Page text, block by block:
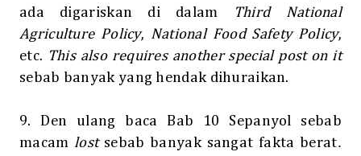
ada digariskan di dalam
Third National
Agriculture Policy, National Food Safety Policy,
etc. This also requires another special post on it
sebab banyak yang hendak dihuraikan.
9. Den ulang baca Bab 10 Sepanyol sebab
macamlostsebab banyak sangat fakta berat.